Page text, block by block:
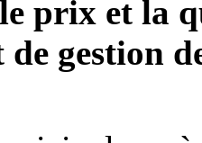
prix et la
gestion